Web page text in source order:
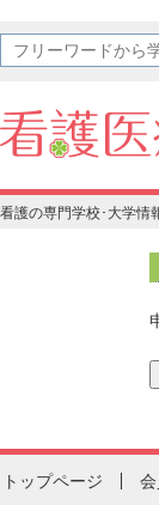
看護の専門学校･大学情
トップページ